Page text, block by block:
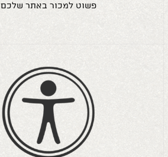
פשוט למכור באתר שלכם